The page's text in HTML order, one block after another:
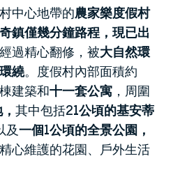
中心地帶的農家樂度假村
鎮僅幾分鐘路程，現已出
過精心翻修，被大自然環
繞。度假村內部面積約
建築和十一套公寓 ，周圍
其中包括21公頃的基安蒂
及一個1公頃的全景公園，
心維護的花園、戶外生活